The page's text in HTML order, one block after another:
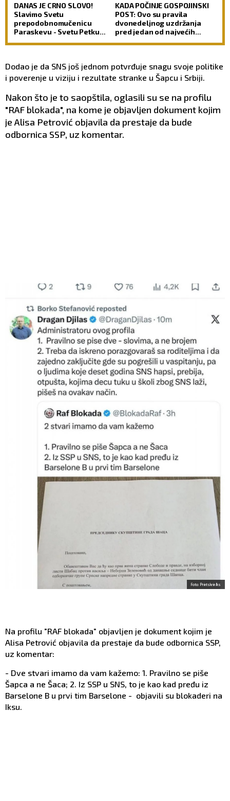
DANAS JE CRNO SLOVO!
Slavimo Svetu
prepodobnomučenicu
Paraskevu - Svetu Petku
KADA POČINJE GOSPOJINSKI
POST: Ovo su pravila
dvonedeljnog uzdržanja
pred jedan od najvećih
Dodao je da SNS još jednom potvrđuje snagu svoje politike
i poverenje u viziju i rezultate stranke u Šapcu i Srbiji.
Nakon što je to saopštila, oglasili su se na profilu
"RAF blokada", na kome je objavljen dokument kojim
je Alisa Petrović objavila da prestaje da bude
odbornica SSP, uz komentar.
Foto: Printskrin Iks
Na profilu "RAF blokada" objavljen je dokument kojim je
Alisa Petrović objavila da prestaje da bude odbornica SSP,
uz komentar:
- Dve stvari imamo da vam kažemo: 1. Pravilno se piše
Šapca a ne Šaca; 2. Iz SSP u SNS, to je kao kad pređu iz
Barselone B u prvi tim Barselone - objavili su blokaderi na
Iksu.